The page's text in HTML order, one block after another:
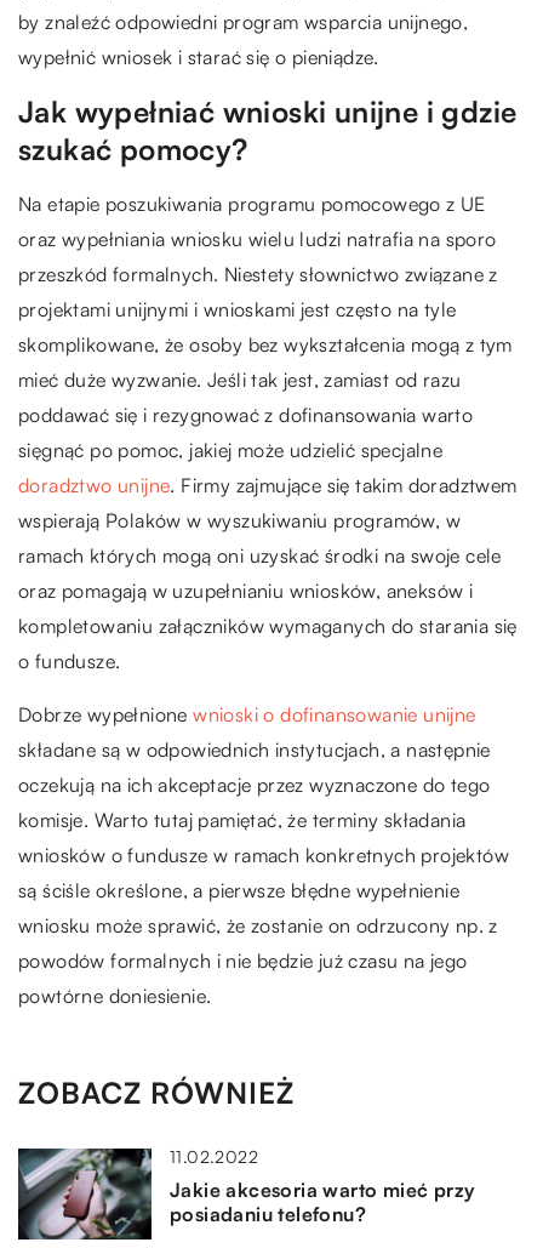
by znaleźć odpowiedni program wsparcia unijnego,
wypełnić wniosek i starać się o pieniądze.
Jak wypełniać wnioski unijne i gdzie
szukać pomocy?
Na etapie poszukiwania programu pomocowego z UE
oraz wypełniania wniosku wielu ludzi natrafia na sporo
przeszkód formalnych. Niestety słownictwo związane z
projektami unijnymi i wnioskami jest często na tyle
skomplikowane, że osoby bez wykształcenia mogą z tym
mieć duże wyzwanie. Jeśli tak jest, zamiast od razu
poddawać się i rezygnować z dofinansowania warto
sięgnąć po pomoc, jakiej może udzielić specjalne
doradztwo unijne. Firmy zajmujące się takim doradztwem
wspierają Polaków w wyszukiwaniu programów, w
ramach których mogą oni uzyskać środki na swoje cele
oraz pomagają w uzupełnianiu wniosków, aneksów i
kompletowaniu załączników wymaganych do starania się
o fundusze.
Dobrze wypełnionewnioski o dofinansowanie unijne
składane są w odpowiednich instytucjach, a następnie
oczekują na ich akceptacje przez wyznaczone do tego
komisje. Warto tutaj pamiętać, że terminy składania
wniosków o fundusze w ramach konkretnych projektów
są ściśle określone, a pierwsze błędne wypełnienie
wniosku może sprawić, że zostanie on odrzucony np. z
powodów formalnych i nie będzie już czasu na jego
powtórne doniesienie.
ZOBACZ RÓWNIEŻ
11.02.2022
Jakie akcesoria warto mieć przy
posiadaniu telefonu?